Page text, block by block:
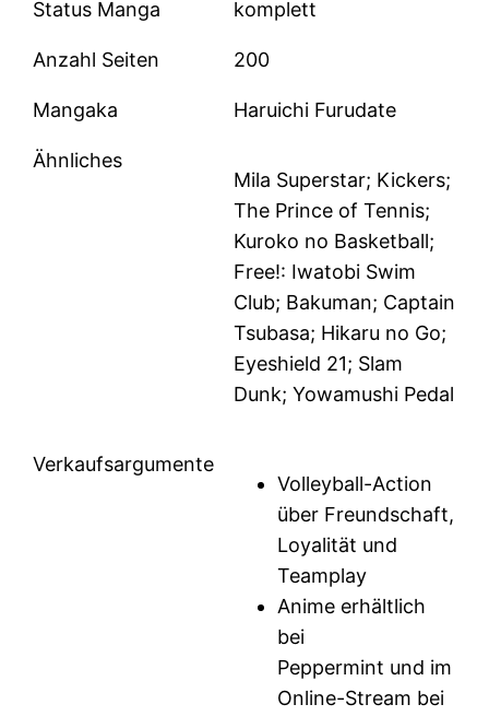
Status Manga komplett
Anzahl Seiten 200
Mangaka Haruichi Furudate
Ähnliches
Mila Superstar; Kickers;
The Prince of Tennis;
Kuroko no Basketball;
Free!: Iwatobi Swim
Club; Bakuman; Captain
Tsubasa; Hikaru no Go;
Eyeshield 21; Slam
Dunk; Yowamushi Pedal
Verkaufsargumente
Volleyball-Action
über Freundschaft,
Loyalität und
Teamplay
Anime erhältlich
bei
Peppermint und im
Online-Stream bei